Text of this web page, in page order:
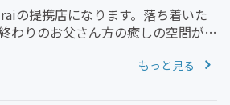
の提携店になります。落ち着いた
わりのお父さん方の癒しの空間が、
はいえ、コロナと上手に付き合って
もっと見る